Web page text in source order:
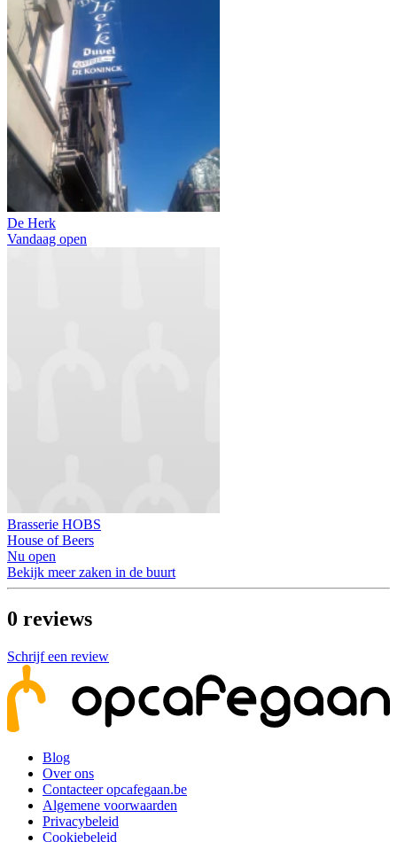
De Herk
Vandaag open
Brasserie HOBS
House of Beers
Nu open
Bekijk meer zaken in de buurt
0 reviews
Schrijf een review
Blog
Over ons
Contacteer opcafegaan.be
Algemene voorwaarden
Privacybeleid
Cookiebeleid